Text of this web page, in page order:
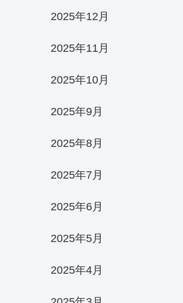
2025年12月
2025年11月
2025年10月
2025年9月
2025年8月
2025年7月
2025年6月
2025年5月
2025年4月